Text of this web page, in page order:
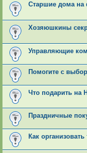
Старшие дома на
Хозяюшкины
Управляющие
Помогите с
Что подарить на
Праздничные
Как